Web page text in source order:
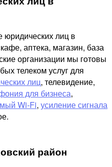
лиц в
аптека, магазин, база
организации мы готовы
телеком услуг для
лиц, телевидение,
для бизнеса,
Wi-Fi, усиление сигнала
район